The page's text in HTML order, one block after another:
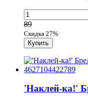
89
Скидка 27%
'Наклей-ка!'